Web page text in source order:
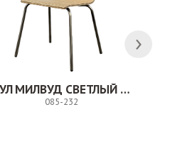
СТУЛ МИЛВУД СВЕТЛЫЙ ШЕЛК
085-232